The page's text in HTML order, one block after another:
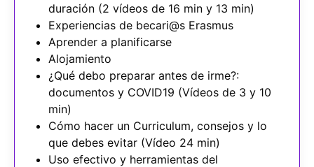
duración (2 vídeos de 16 min y 13 min)
Experiencias de becari@s Erasmus
Aprender a planificarse
Alojamiento
¿Qué debo preparar antes de irme?:
documentos y COVID19 (Vídeos de 3 y 10
min)
Cómo hacer un Curriculum, consejos y lo
que debes evitar (Vídeo 24 min)
Uso efectivo y herramientas del